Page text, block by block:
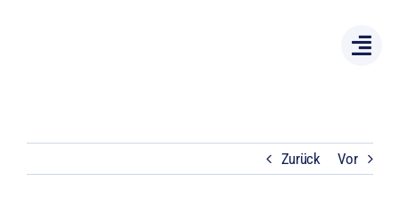
Zurück Vor